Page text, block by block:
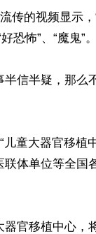
传的视频显示
恐怖”、“魔鬼”。
信半疑，那么
童大器官移植
体单位等全
官移植中心，